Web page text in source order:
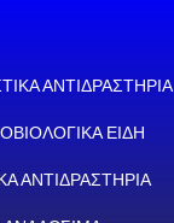
ΑΝΤΙΔΡΑΣΤΗΡΙΑ
ΕΙΔΗ
ΑΝΤΙΔΡΑΣΤΗΡΙΑ